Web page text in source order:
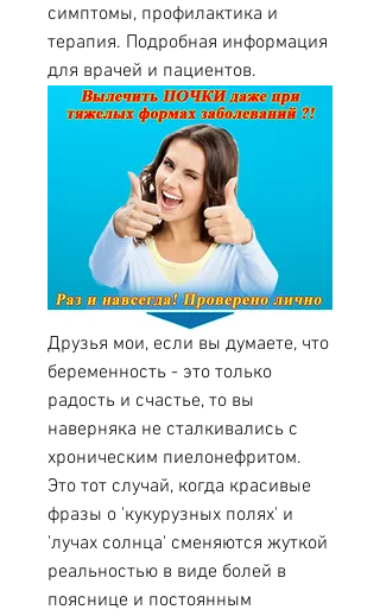
симптомы, профилактика и
терапия. Подробная информация
для врачей и пациентов.
Друзья мои, если вы думаете, что
беременность - это только
радость и счастье, то вы
наверняка не сталкивались с
хроническим пиелонефритом.
Это тот случай, когда красивые
фразы о 'кукурузных полях' и
'лучах солнца' сменяются жуткой
реальностью в виде болей в
пояснице и постоянным